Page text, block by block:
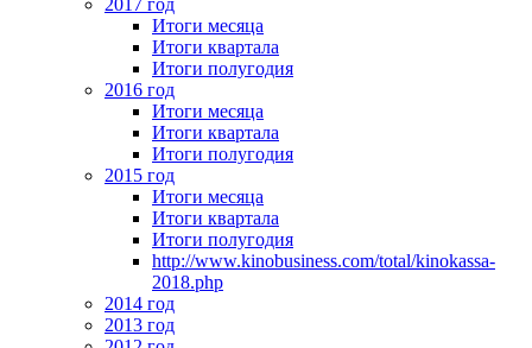
2017 год
Итоги месяца
Итоги квартала
Итоги полугодия
2016 год
Итоги месяца
Итоги квартала
Итоги полугодия
2015 год
Итоги месяца
Итоги квартала
Итоги полугодия
http://www.kinobusiness.com/total/kinokassa-
2018.php
2014 год
2013 год